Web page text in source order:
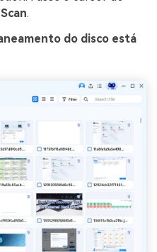
Scan.
do disco está